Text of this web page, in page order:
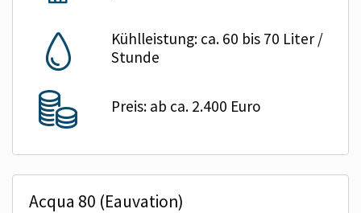
Kühlleistung: ca. 60 bis 70 Liter /
Stunde
Preis: ab ca. 2.400 Euro
Acqua 80 (Eauvation)